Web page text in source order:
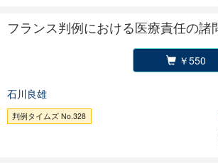
フランス判例における医療責任の諸
￥550
石川良雄
判例タイムズ No.328